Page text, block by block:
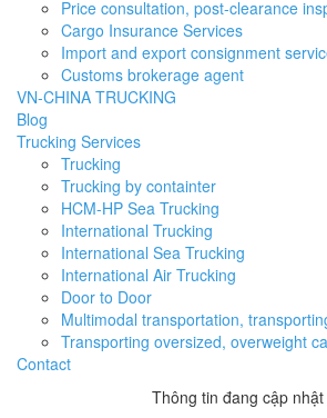
Price consultation, post-clearance
Cargo Insurance Services
Import and export consignment
Customs brokerage agent
VN-CHINA TRUCKING
Blog
Trucking Services
Trucking
Trucking by containter
HCM-HP Sea Trucking
International Trucking
International Sea Trucking
International Air Trucking
Door to Door
Multimodal transportation,
Transporting oversized, overweight
Contact
Thông tin đang cập nhật